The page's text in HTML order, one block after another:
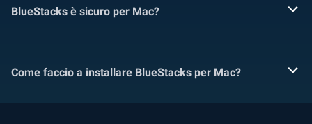
BlueStacks è sicuro per Mac?
Come faccio a installare BlueStacks per Mac?